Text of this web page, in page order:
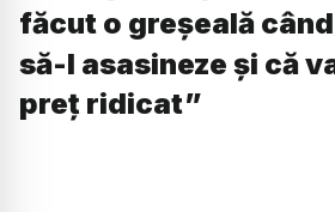
făcut o greşeală
să-l asasineze şi că
preţ ridicat”